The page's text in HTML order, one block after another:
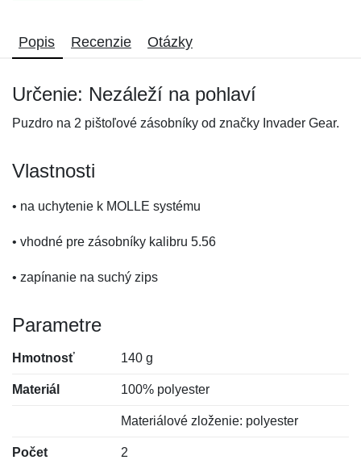
Popis Recenzie Otázky
Určenie: Nezáleží na pohlaví
Puzdro na 2 pištoľové zásobníky od značky Invader Gear.
Vlastnosti
• na uchytenie k MOLLE systému
• vhodné pre zásobníky kalibru 5.56
• zapínanie na suchý zips
Parametre
Hmotnosť 140 g
Materiál 100% polyester
Materiálové zloženie: polyester
Počet
2